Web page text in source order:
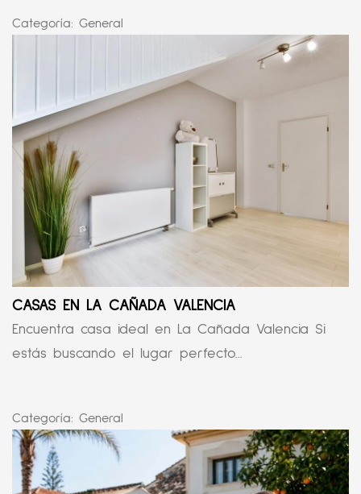
Categoría: General
CASAS EN LA CAÑADA VALENCIA
Encuentra casa ideal en La Cañada Valencia Si
estás buscando el lugar perfecto...
Categoría: General